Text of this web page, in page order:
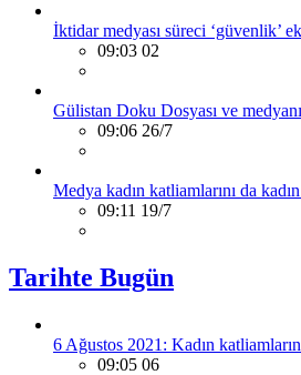
İktidar medyası süreci ‘güvenlik’
09:03 02
Gülistan Doku Dosyası ve
09:06 26/7
Medya kadın katliamlarını da
09:11 19/7
Tarihte Bugün
6 Ağustos 2021: Kadın
09:05 06